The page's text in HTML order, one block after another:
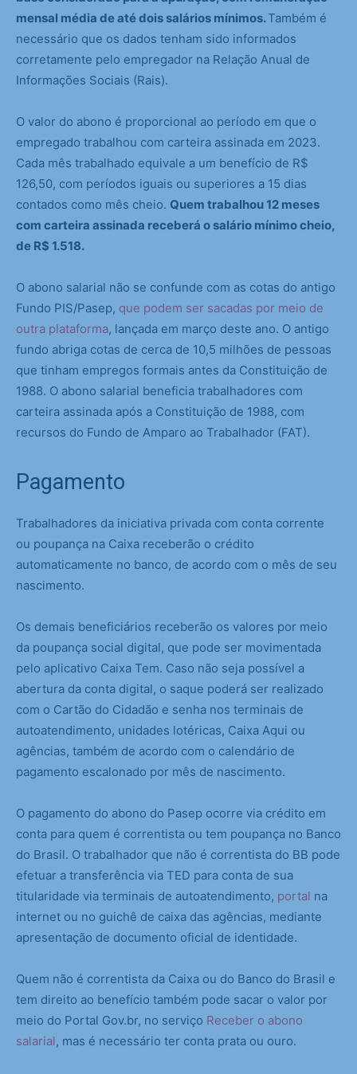
mensal média de até dois salários mínimos.Também é
necessário que os dados tenham sido informados
corretamente pelo empregador na Relação Anual de
Informações Sociais (Rais).
O valor do abono é proporcional ao período em que o
empregado trabalhou com carteira assinada em 2023.
Cada mês trabalhado equivale a um benefício de R$
126,50, com períodos iguais ou superiores a 15 dias
contados como mês cheio. Quem trabalhou 12 meses
com carteira assinada receberá o salário mínimo cheio,
de R$ 1.518.
O abono salarial não se confunde com as cotas do antigo
Fundo PIS/Pasep, que podem ser sacadas por meio de
outra plataforma, lançada em março deste ano. O antigo
fundo abriga cotas de cerca de 10,5 milhões de pessoas
que tinham empregos formais antes da Constituição de
1988. O abono salarial beneficia trabalhadores com
carteira assinada após a Constituição de 1988, com
recursos do Fundo de Amparo ao Trabalhador (FAT).
Pagamento
Trabalhadores da iniciativa privada com conta corrente
ou poupança na Caixa receberão o crédito
automaticamente no banco, de acordo com o mês de seu
nascimento.
Os demais beneficiários receberão os valores por meio
da poupança social digital, que pode ser movimentada
pelo aplicativo Caixa Tem. Caso não seja possível a
abertura da conta digital, o saque poderá ser realizado
com o Cartão do Cidadão e senha nos terminais de
autoatendimento, unidades lotéricas, Caixa Aqui ou
agências, também de acordo com o calendário de
pagamento escalonado por mês de nascimento.
O pagamento do abono do Pasep ocorre via crédito em
conta para quem é correntista ou tem poupança no Banco
do Brasil. O trabalhador que não é correntista do BB pode
efetuar a transferência via TED para conta de sua
titularidade via terminais de autoatendimento, portal na
internet ou no guichê de caixa das agências, mediante
apresentação de documento oficial de identidade.
Quem não é correntista da Caixa ou do Banco do Brasil e
tem direito ao benefício também pode sacar o valor por
meio do Portal Gov.br, no serviço Receber o abono
salarial, mas é necessário ter conta prata ou ouro.